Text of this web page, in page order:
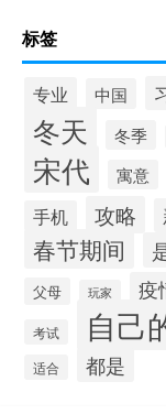
标签
专业 中国
冬天 冬季
宋代 寓意
手机 攻略
春节期间
父母 玩家 疫
考试 自己
适合 都是